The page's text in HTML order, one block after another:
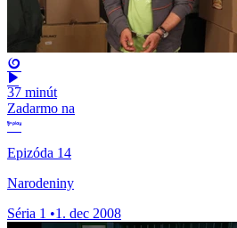
37 minút
Zadarmo na
Epizóda 14
Narodeniny
Séria 1 •1. dec 2008